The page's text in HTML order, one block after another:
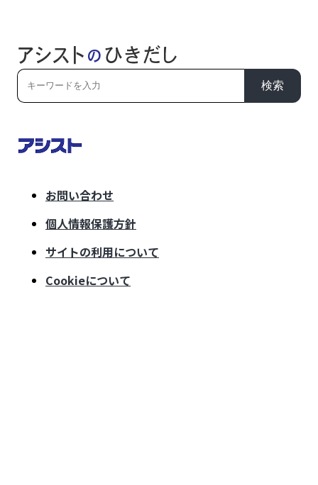
検索
お問い合わせ
個人情報保護方針
サイトの利用について
Cookieについて